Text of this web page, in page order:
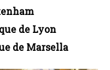
de Lyon
de Marsella